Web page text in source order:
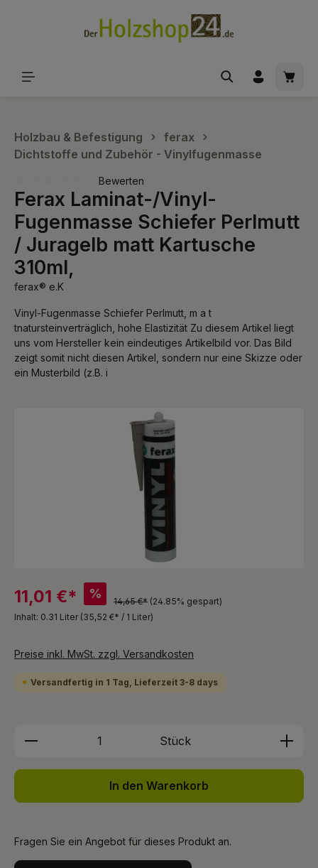
Holzbau & Befestigung
ferax
Dichtstoffe und Zubehör - Vinylfugenmasse
Durchschnittliche Bewertung von 0 von 5 Sternen
Bewerten
Ferax Laminat-/Vinyl-
Fugenmasse Schiefer Perlmutt
/ Juragelb matt Kartusche
310ml,
ferax® e.K
Vinyl-Fugenmasse Schiefer Perlmutt, m a t
tnatursteinverträglich, hohe Elastizität Zu diesem Artikel liegt
uns vom Hersteller kein eindeutiges Artikelbild vor. Das Bild
zeigt somit nicht diesen Artikel, sondern nur eine Skizze oder
ein Musterbild (z.B. i
11,01 €* %
14,65 €* (24.85% gespart)
Inhalt: 0.31 Liter (35,52 €* / 1 Liter)
Preise inkl. MwSt. zzgl. Versandkosten
Versandfertig in 1 Tag, Lieferzeit 3-8 days
Produkt Anzahl: Gib den
Stück
In den Warenkorb
Fragen Sie ein Angebot für dieses Produkt an.